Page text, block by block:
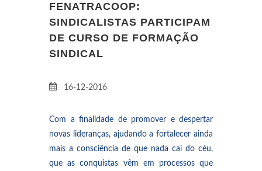
FENATRACOOP:
SINDICALISTAS PARTICIPAM
DE CURSO DE FORMAÇÃO
SINDICAL
16-12-2016
Com a finalidade de promover e despertar
novas lideranças, ajudando a fortalecer ainda
mais a consciência de que nada cai do céu,
que as conquistas vêm em processos que